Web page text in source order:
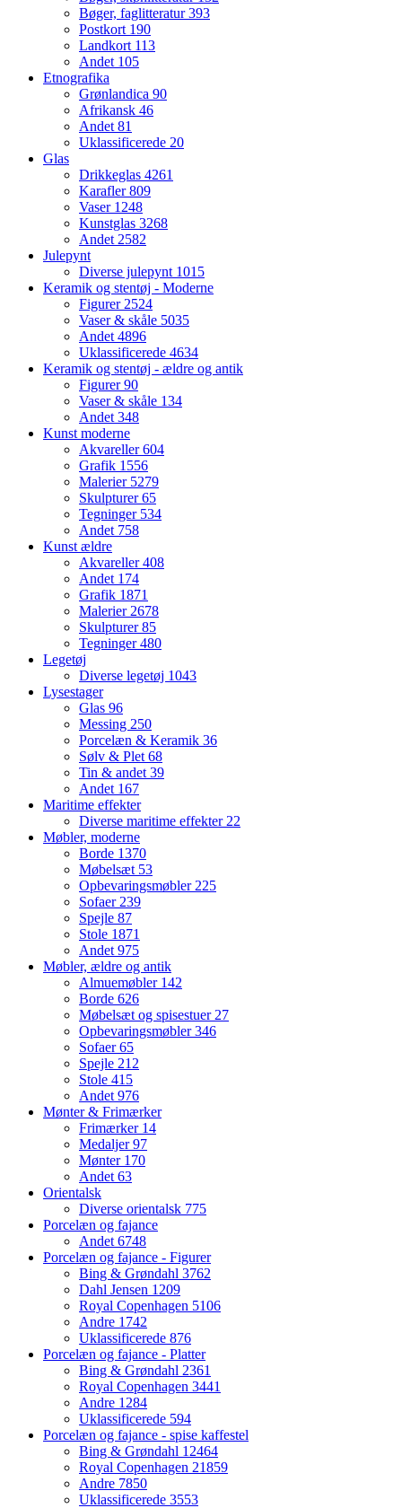
Bøger, faglitteratur393
Postkort 190
Landkort 113
Andet 105
Etnografika
Grønlandica 90
Afrikansk 46
Andet 81
Uklassificerede 20
Glas
Drikkeglas 4261
Karafler809
Vaser 1248
Kunstglas 3268
Andet 2582
Julepynt
Diverse julepynt 1015
Keramik og stentøj - Moderne
Figurer 2524
Vaser & skåle 5035
Andet 4896
Uklassificerede 4634
Keramik og stentøj - ældre og antik
Figurer90
Vaser & skåle 134
Andet 348
Kunst moderne
Akvareller604
Grafik 1556
Malerier 5279
Skulpturer65
Tegninger 534
Andet 758
Kunst ældre
Akvareller408
Andet 174
Grafik 1871
Malerier 2678
Skulpturer85
Tegninger480
Legetøj
Diverse legetøj 1043
Lysestager
Glas 96
Messing 250
Porcelæn & Keramik 36
Sølv & Plet 68
Tin & andet 39
Andet 167
Maritime effekter
Diverse maritime effekter 22
Møbler, moderne
Borde 1370
Møbelsæt 53
Opbevaringsmøbler 225
Sofaer 239
Spejle 87
Stole 1871
Andet 975
Møbler, ældre og antik
Almuemøbler 142
Borde 626
Møbelsæt og spisestuer 27
Opbevaringsmøbler346
Sofaer65
Spejle 212
Stole 415
Andet 976
Mønter & Frimærker
Frimærker 14
Medaljer97
Mønter 170
Andet 63
Orientalsk
Diverse orientalsk 775
Porcelæn og fajance
Andet 6748
Porcelæn og fajance - Figurer
Bing & Grøndahl 3762
Dahl Jensen 1209
Royal Copenhagen 5106
Andre 1742
Uklassificerede 876
Porcelæn og fajance - Platter
Bing & Grøndahl 2361
Royal Copenhagen 3441
Andre 1284
Uklassificerede 594
Porcelæn og fajance - spise kaffestel
Bing & Grøndahl 12464
Royal Copenhagen 21859
Andre 7850
Uklassificerede 3553